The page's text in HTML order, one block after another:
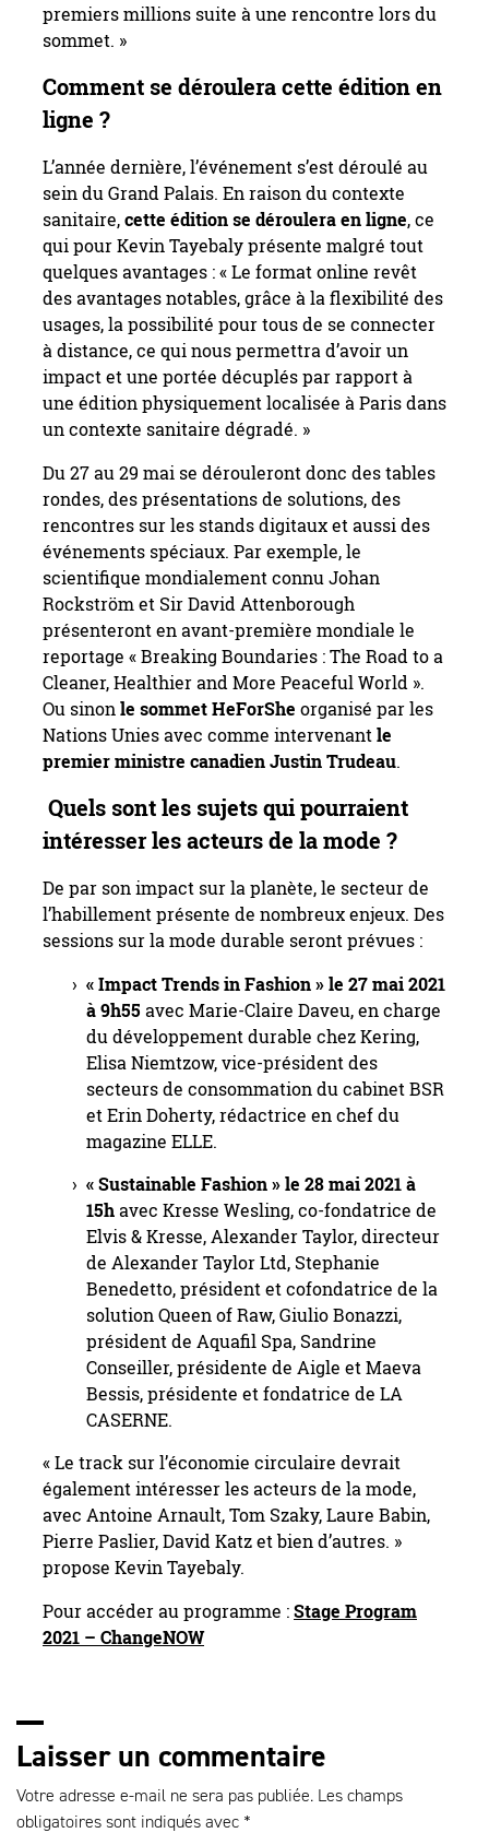
premiers millions suite à une rencontre lors du
sommet. »
Comment se déroulera cette édition en
ligne ?
L’année dernière, l’événement s’est déroulé au
sein du Grand Palais. En raison du contexte
sanitaire,cette édition se déroulera en ligne, ce
qui pour Kevin Tayebaly présente malgré tout
quelques avantages : « Le format online revêt
des avantages notables, grâce à la flexibilité des
usages, la possibilité pour tous de se connecter
à distance, ce qui nous permettra d’avoir un
impact et une portée décuplés par rapport à
une édition physiquement localisée à Paris dans
un contexte sanitaire dégradé. »
Du 27 au 29 mai se dérouleront donc des tables
rondes, des présentations de solutions, des
rencontres sur les stands digitaux et aussi des
événements spéciaux. Par exemple, le
scientifique mondialement connu Johan
Rockström et Sir David Attenborough
présenteront en avant-première mondiale le
reportage « Breaking Boundaries : The Road to a
Cleaner, Healthier and More Peaceful World ».
Ou sinonle sommet HeForShe organisé par les
Nations Unies avec comme intervenantle
premier ministre canadien Justin Trudeau.
Quels sont les sujets qui pourraient
intéresser les acteurs de la mode ?
De par son impact sur la planète, le secteur de
l’habillement présente de nombreux enjeux. Des
sessions sur la mode durable seront prévues :
« Impact Trends in Fashion » le 27 mai 2021
à 9h55 avec Marie-Claire Daveu, en charge
du développement durable chez Kering,
Elisa Niemtzow, vice-président des
secteurs de consommation du cabinet BSR
et Erin Doherty, rédactrice en chef du
magazine ELLE.
« Sustainable Fashion » le 28 mai 2021 à
15havec Kresse Wesling, co-fondatrice de
Elvis & Kresse, Alexander Taylor, directeur
de Alexander Taylor Ltd, Stephanie
Benedetto, président et cofondatrice de la
solution Queen of Raw, Giulio Bonazzi,
président de Aquafil Spa, Sandrine
Conseiller, présidente de Aigle et Maeva
Bessis, présidente et fondatrice de LA
CASERNE.
« Le track sur l’économie circulaire devrait
également intéresser les acteurs de la mode,
avec Antoine Arnault, Tom Szaky, Laure Babin,
Pierre Paslier, David Katz et bien d’autres. »
propose Kevin Tayebaly.
Pour accéder au programme :Stage Program
2021 – ChangeNOW
Laisser un commentaire
Votre adresse e-mail ne sera pas publiée. Les champs
obligatoires sont indiqués avec *